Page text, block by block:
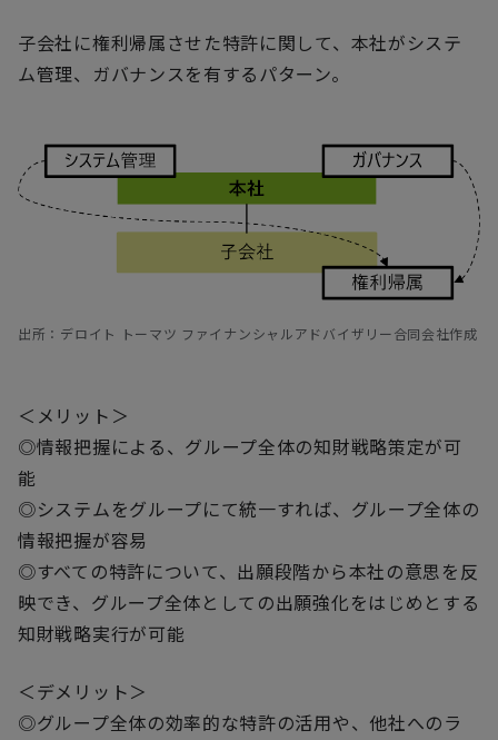
子会社に権利帰属させた特許に関して、本社がシステ
ム管理、ガバナンスを有するパターン。
出所：デロイト トーマツ ファイナンシャルアドバイザリー合同会社作成
＜メリット＞
◎情報把握による、グループ全体の知財戦略策定が可
能
◎システムをグループにて統一すれば、グループ全体の
情報把握が容易
◎すべての特許について、出願段階から本社の意思を反
映でき、グループ全体としての出願強化をはじめとする
知財戦略実行が可能
＜デメリット＞
◎グループ全体の効率的な特許の活用や、他社へのラ